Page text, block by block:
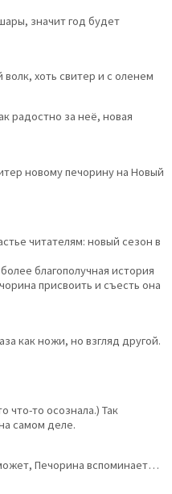
значит год будет
хоть свитер и с оленем
радостно за неё, новая
новому печорину на Новый
читателям: новый сезон в
благополучная история
присвоить и съесть она
как ножи, но взгляд другой.
что-то осознала.) Так
самом деле.
Печорина вспоминает…